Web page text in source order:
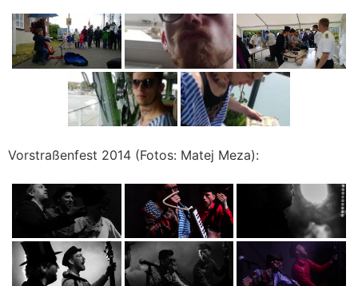
Vorstraßenfest 2014 (Fotos: Matej Meza):